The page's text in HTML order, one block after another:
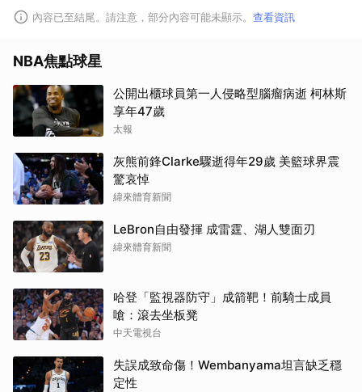
內容已至結尾。請注意，部分內容可能未顯示。 查看資訊
NBA焦點球星
公開出櫃球員第一人侵略型腦瘤病逝 柯林斯
享年47歲
太報
灰熊前鋒Clarke驟逝得年29歲 美籃球界震
驚哀悼
緯來體育新聞
LeBron自由發揮 成雷霆、湖人雙面刃
緯來體育新聞
哈登「監視器防守」成箭靶！前騎士成員
嗆：滾去坐板凳
中天電視台
失誤成致命傷！Wembanyama坦言缺乏穩
定性